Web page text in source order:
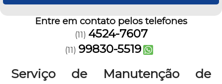
Entre em contato pelos telefones
(11) 4524-7607
(11) 99830-5519
Serviço de Manutenção de